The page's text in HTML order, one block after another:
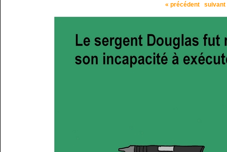
« précédent suivant